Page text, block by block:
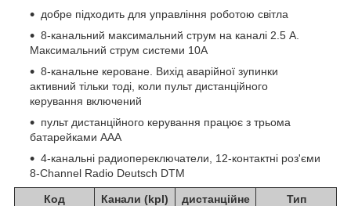
добре підходить для управління роботою світла
8-канальний максимальний струм на каналі 2.5 A.
Максимальний струм системи 10A
8-канальне кероване. Вихід аварійної зупинки
активний тільки тоді, коли пульт дистанційного
керування включений
пульт дистанційного керування працює з трьома
батарейками ААА
4-канальні радиопереключатели, 12-контактні роз'єми
8-Channel Radio Deutsch DTM
Код Канали (kpl)
дистанційне
Тип